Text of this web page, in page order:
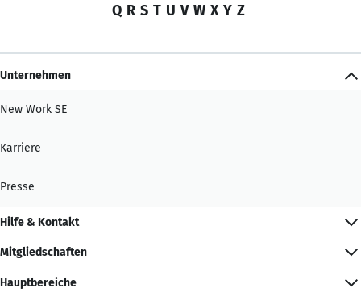
Q R S T U V W X Y Z
Unternehmen
New Work SE
Karriere
Presse
Hilfe & Kontakt
Mitgliedschaften
Hauptbereiche